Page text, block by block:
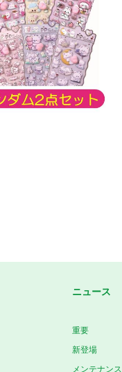
ニュース
重要
新登場
メンテナンス